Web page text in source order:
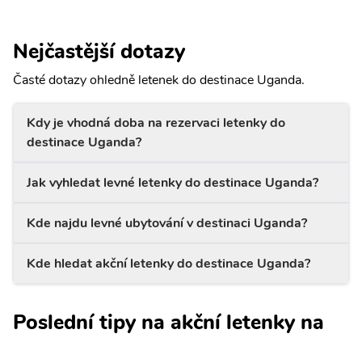
Nejčastější dotazy
Časté dotazy ohledně letenek do destinace Uganda.
Kdy je vhodná doba na rezervaci letenky do
destinace Uganda?
Jak vyhledat levné letenky do destinace Uganda?
Kde najdu levné ubytování v destinaci Uganda?
Kde hledat akční letenky do destinace Uganda?
Poslední tipy na akční letenky na